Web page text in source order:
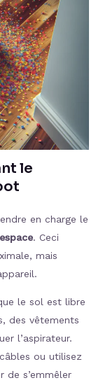
le
en charge le
. Ceci
mais
le sol est libre
des vêtements
l’aspirateur.
ou utilisez
de s’emmêler